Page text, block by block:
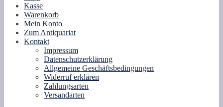
Kasse
Warenkorb
Mein Konto
Zum Antiquariat
Kontakt
Impressum
Datenschutzerklärung
Allgemeine Geschäftsbedingungen
Widerruf erklären
Zahlungsarten
Versandarten